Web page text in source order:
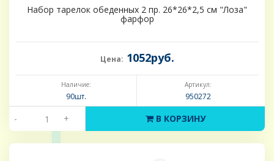
Набор тарелок обеденных 2 пр. 26*26*2,5 см "Лоза"
фарфор
Цена: 1052руб.
Наличие:
90шт.
Артикул:
950272
- + В КОРЗИНУ